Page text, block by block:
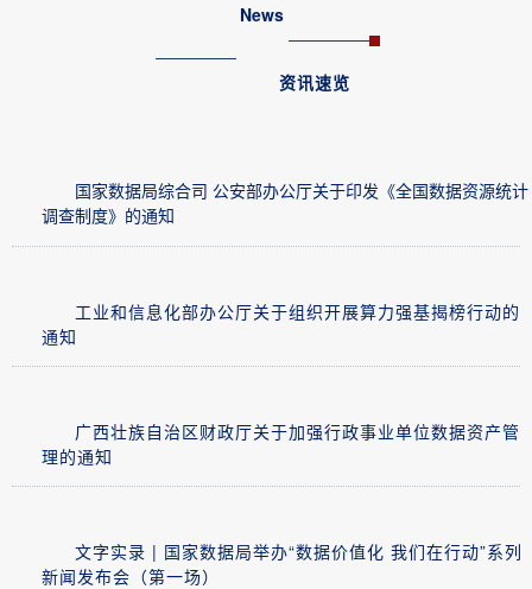
News
资讯速览
国家数据局综合司 公安部办公厅关于印发《全国数据资源统计
调查制度》的通知
工业和信息化部办公厅关于组织开展算力强基揭榜行动的
通知
广西壮族自治区财政厅关于加强行政事业单位数据资产管
理的通知
文字实录 | 国家数据局举办“数据价值化 我们在行动”系列
新闻发布会（第一场）